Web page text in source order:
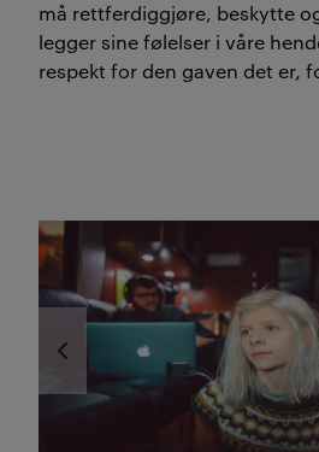
må rettferdiggjøre, beskytte
legger sine følelser i våre
respekt for den gaven det er,